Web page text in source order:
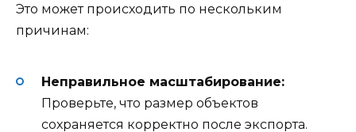
Это может происходить по нескольким
причинам:
Неправильное масштабирование:
Проверьте, что размер объектов
сохраняется корректно после экспорта.